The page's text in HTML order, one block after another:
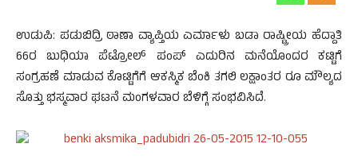
ಉಡುಪಿ: ಪಡುಬಿದ್ರಿ ಠಾಣಾ ವ್ಯಾಪ್ತಿಯ ಎರ್ಮಾಳು ಬಡಾ ರಾಷ್ಟ್ರೀಯ ಹೆದ್ದಾತಿ
66ರ ಬುಧಿಯಾ ಪೆಟ್ರೋಲ್ ಪಂಪ್ ಎದುರಿನ ಮನೆಯೊಂದರ ಕಟ್ಟಿಗೆ
ಸಂಗ್ರಹಣೆ ಮಾಡುವ ಕೊಟ್ಟಿಗೆಗೆ ಆಕಸ್ಮಿಕ ಬೆಂಕಿ ತಗಲಿ ಲಕ್ಷಾಂತರ ರೂ ಮೌಲ್ಯದ
ಸೊತ್ತು ಭಸ್ಮವಾರ ಘಟನೆ ಮಂಗಳವಾರ ಬೆಳಿಗ್ಗೆ ಸಂಭವಿಸಿದೆ.